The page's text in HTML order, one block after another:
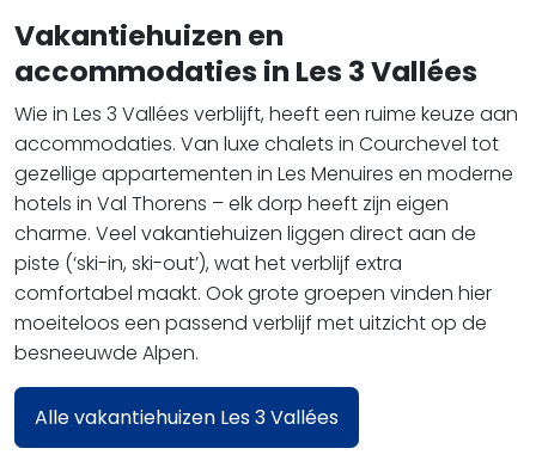
Vakantiehuizen en
accommodaties in Les 3 Vallées
Wie in Les 3 Vallées verblijft, heeft een ruime keuze aan
accommodaties. Van luxe chalets in Courchevel tot
gezellige appartementen in Les Menuires en moderne
hotels in Val Thorens – elk dorp heeft zijn eigen
charme. Veel vakantiehuizen liggen direct aan de
piste (‘ski-in, ski-out’), wat het verblijf extra
comfortabel maakt. Ook grote groepen vinden hier
moeiteloos een passend verblijf met uitzicht op de
besneeuwde Alpen.
Alle vakantiehuizen Les 3 Vallées